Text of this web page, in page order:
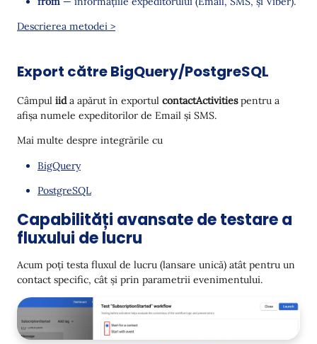
Descrierea metodei >
Export către BigQuery/PostgreSQL
Câmpul iida apărut în exportul contactActivitiespentru a
afișa numele expeditorilor de Email și SMS.
Mai multe despre integrările cu
BigQuery
PostgreSQL
Capabilități avansate de testare a
fluxului de lucru
Acum poți testa fluxul de lucru (lansare unică) atât pentru un
contact specific, cât și prin parametrii evenimentului.